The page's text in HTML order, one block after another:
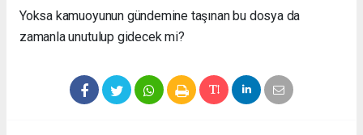
Yoksa kamuoyunun gündemine taşınan bu dosya da
zamanla unutulup gidecek mi?